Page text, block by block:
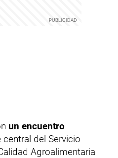
un encuentro
central del Servicio
Agroalimentaria